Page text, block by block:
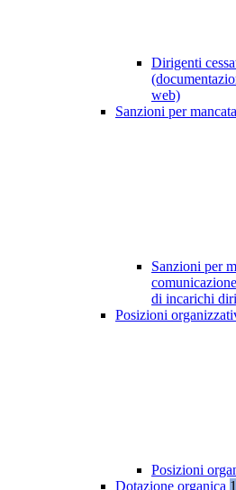
Dirigenti
web)
Sanzioni per
Sanzioni per
di incarichi
Posizioni
Posizioni
Dotazione organica